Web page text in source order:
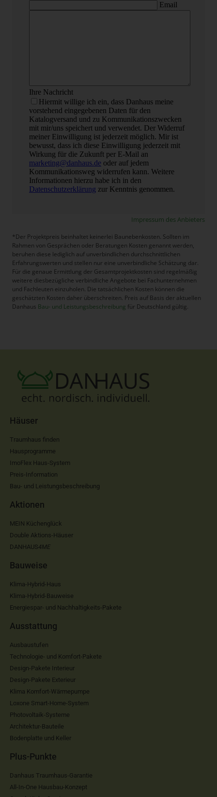
Impressum des Anbieters
*Der Projektpreis beinhaltet keinerlei Baunebenkosten. Sollten im
Rahmen von Gesprächen oder Beratungen Kosten genannt werden,
beruhen diese lediglich auf unverbindlichen durchschnittlichen
Erfahrungswerten und stellen nur eine unverbindliche Schätzung dar.
Für die genaue Ermittlung der Gesamtprojektkosten sind regelmäßig
weitere diesbezügliche verbindliche Angebote bei Fachunternehmen
und Fachleuten einzuholen. Die tatsächlichen Kosten können die
geschätzten Kosten daher überschreiten. Preis auf Basis der aktuellen
Danhaus Bau- und Leistungsbeschreibung für Deutschland gültig.
Häuser
Traumhaus finden
Hausprogramme
ImoFlex Haus-System
Preis-Information
Bau- und Leistungsbeschreibung
Aktionen
MEIN Küchenglück
Double Aktions-Häuser
DANHAUS4ME
Bauweise
Klima-Hybrid-Haus
Klima-Hybrid-Bauweise
Energiespar- und Nachhaltigkeits-Pakete
Ausstattung
Ausbaustufen
Technologie- und Komfort-Pakete
Design-Pakete Interieur
Design-Pakete Exterieur
Klima Komfort-Wärmepumpe
Loxone Smart-Home-System
Photovoltaik-Systeme
Architektur-Bauteile
Bodenplatte und Keller
Plus-Punkte
Danhaus Traumhaus-Garantie
All-In-One Hausbau-Konzept